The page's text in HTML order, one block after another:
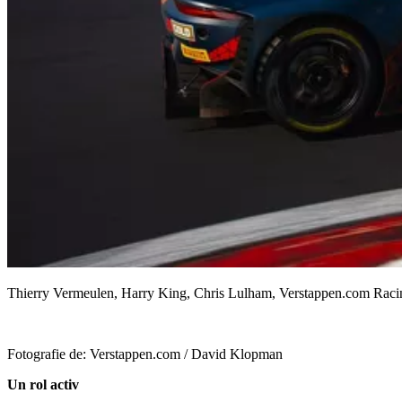
Thierry Vermeulen, Harry King, Chris Lulham, Verstappen.com
Fotografie de: Verstappen.com / David Klopman
Un rol activ